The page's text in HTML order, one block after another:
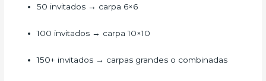
50 invitados → carpa 6×6
100 invitados → carpa 10×10
150+ invitados → carpas grandes o combinadas